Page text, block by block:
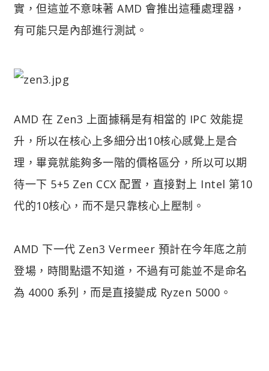
實，但這並不意味著 AMD 會推出這種處理器，
有可能只是內部進行測試。
AMD 在 Zen3 上面據稱是有相當的 IPC 效能提
升，所以在核心上多細分出10核心感覺上是合
理，畢竟就能夠多一階的價格區分，所以可以期
待一下 5+5 Zen CCX 配置，直接對上 Intel 第10
代的10核心，而不是只靠核心上壓制。
AMD 下一代 Zen3 Vermeer 預計在今年底之前
登場，時間點還不知道，不過有可能並不是命名
為 4000 系列，而是直接變成 Ryzen 5000。